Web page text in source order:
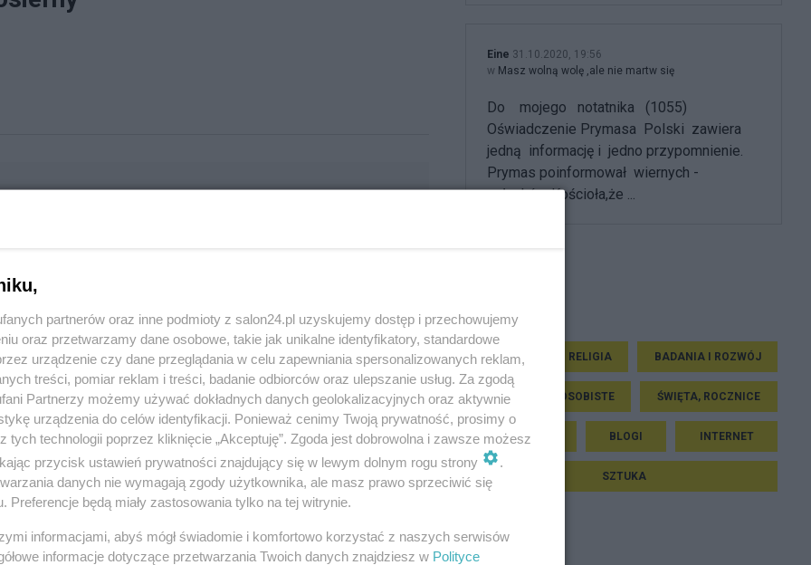
nie martw się
Eine 31.10.2020, 19:56
w Masz wolną wolę ,ale nie martw się
Do mojego notatnika (1055)
Oświadczenie Prymasa Polski zawiera
jedną informację i jedno przypomnienie.
Prymas poinformował wiernych -
członków Kościoła,że ...
Tematy Eine
NAUKA RELIGIA BADANIA I ROZWÓJ
LGBT OSOBISTE ŚWIĘTA, ROCZNICE
EDUKACJA BLOGI INTERNET
SZTUKA
partnerów oraz inne podmioty z salon24.pl uzyskujemy dostęp i przechowujemy
oraz przetwarzamy dane osobowe, takie jak unikalne identyfikatory, standardowe
urządzenie czy dane przeglądania w celu zapewniania spersonalizowanych reklam,
treści, pomiar reklam i treści, badanie odbiorców oraz ulepszanie usług. Za zgodą
Partnerzy możemy używać dokładnych danych geolokalizacyjnych oraz aktywnie
urządzenia do celów identyfikacji. Ponieważ cenimy Twoją prywatność, prosimy o
tych technologii poprzez kliknięcie „Akceptuję”. Zgoda jest dobrowolna i zawsze możesz
przycisk ustawień prywatności znajdujący się w lewym dolnym rogu strony
.
danych nie wymagają zgody użytkownika, ale masz prawo sprzeciwić się
Preferencje będą miały zastosowania tylko na tej witrynie.
informacjami, abyś mógł świadomie i komfortowo korzystać z naszych serwisów
informacje dotyczące przetwarzania Twoich danych znajdziesz w Polityce